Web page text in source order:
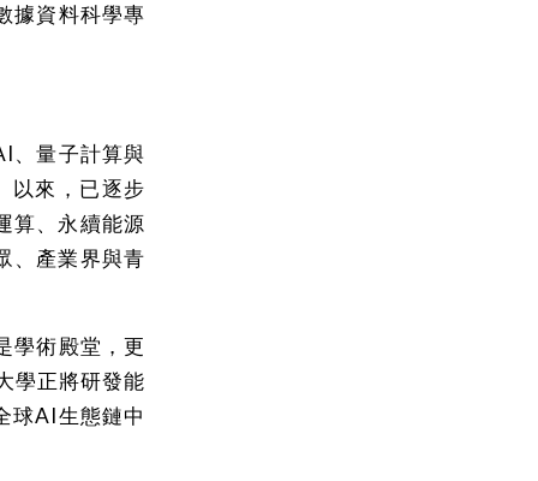
據資料科學專
、量子計算與
以來，已逐步
算、永續能源
、產業界與青
學術殿堂，更
學正將研發能
球AI生態鏈中